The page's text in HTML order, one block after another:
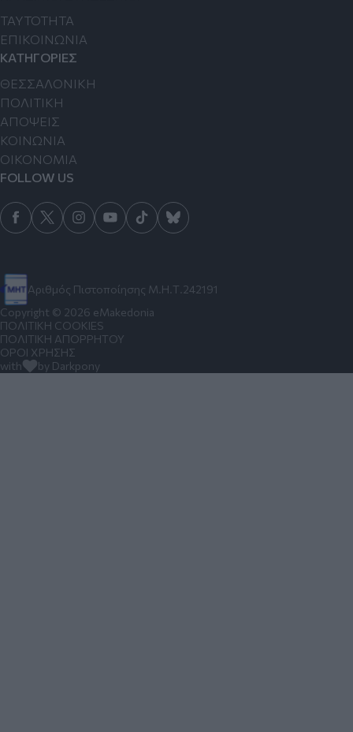
Αριθμός Πιστοποίησης Μ.Η.Τ.242191
TAYTOTHTA
ΕΠΙΚΟΙΝΩΝΙΑ
ΚΑΤΗΓΟΡΙΕΣ
ΘΕΣΣΑΛΟΝΙΚΗ
ΠΟΛΙΤΙΚΗ
ΑΠΟΨΕΙΣ
ΚΟΙΝΩΝΙΑ
ΟΙΚΟΝΟΜΙΑ
FOLLOW US
Copyright © 2026 eMakedonia
ΠΟΛΙΤΙΚΗ COOKIES
ΠΟΛΙΤΙΚΗ ΑΠΟΡΡΗΤΟΥ
ΟΡΟΙ ΧΡΗΣΗΣ
with
by Darkpony